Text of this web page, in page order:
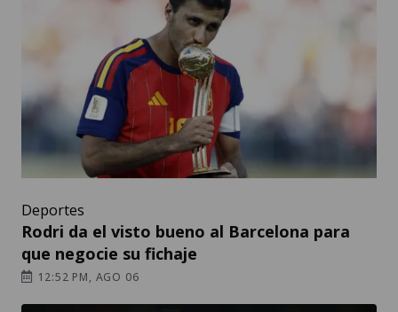
Deportes
Rodri da el visto bueno al Barcelona para
que negocie su fichaje
12:52 PM, AGO 06